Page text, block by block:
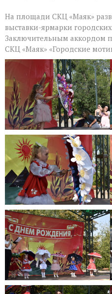
На площади СКЦ «Маяк»
выставки-ярмарки
Заключительным аккордом
СКЦ «Маяк» «Городские